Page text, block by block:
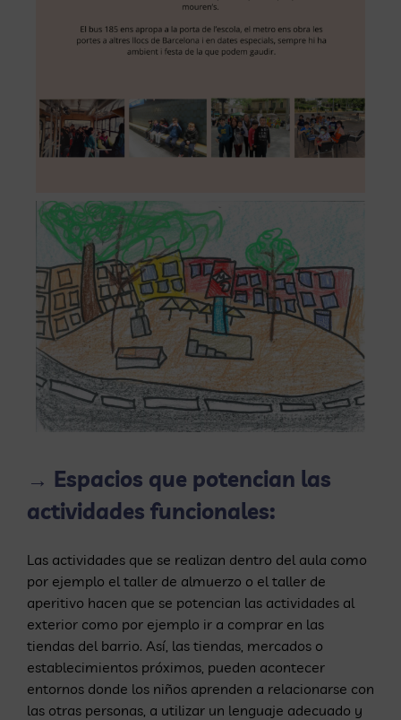
→ Espacios que potencian las
actividades funcionales:
Las actividades que se realizan dentro del aula como
por ejemplo el taller de almuerzo o el taller de
aperitivo hacen que se potencian las actividades al
exterior como por ejemplo ir a comprar en las
tiendas del barrio. Así, las tiendas, mercados o
establecimientos próximos, pueden acontecer
entornos donde los niños aprenden a relacionarse con
las otras personas, a utilizar un lenguaje adecuado y